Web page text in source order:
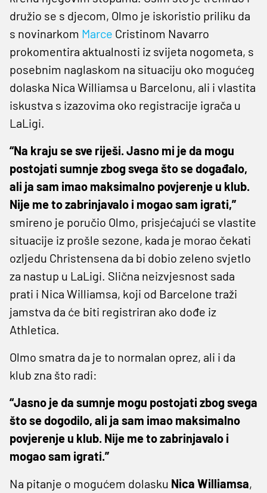
družio se s djecom, Olmo je iskoristio priliku da
s novinarkom Marce Cristinom Navarro
prokomentira aktualnosti iz svijeta nogometa, s
posebnim naglaskom na situaciju oko mogućeg
dolaska Nica Williamsa u Barcelonu, ali i vlastita
iskustva s izazovima oko registracije igrača u
LaLigi.
“Na kraju se sve riješi. Jasno mi je da mogu
postojati sumnje zbog svega što se događalo,
ali ja sam imao maksimalno povjerenje u klub.
Nije me to zabrinjavalo i mogao sam igrati,”
smireno je poručio Olmo, prisjećajući se vlastite
situacije iz prošle sezone, kada je morao čekati
ozljedu Christensena da bi dobio zeleno svjetlo
za nastup u LaLigi. Slična neizvjesnost sada
prati i Nica Williamsa, koji od Barcelone traži
jamstva da će biti registriran ako dođe iz
Athletica.
Olmo smatra da je to normalan oprez, ali i da
klub zna što radi:
“Jasno je da sumnje mogu postojati zbog svega
što se dogodilo, ali ja sam imao maksimalno
povjerenje u klub. Nije me to zabrinjavalo i
mogao sam igrati.”
Na pitanje o mogućem dolasku Nica Williamsa,